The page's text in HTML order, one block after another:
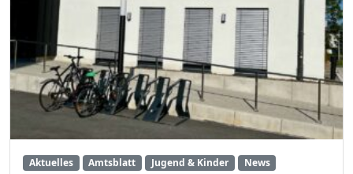
Aktuelles Amtsblatt Jugend & Kinder
News